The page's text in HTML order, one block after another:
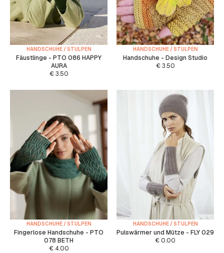
HANDSCHUHE / STULPEN
Fäustlinge - PTO 086 HAPPY
AURA
€3.50
HANDSCHUHE / STULPEN
Handschuhe - Design Studio
€3.50
HANDSCHUHE / STULPEN
Fingerlose Handschuhe - PTO
078 BETH
€4.00
HANDSCHUHE / STULPEN
Pulswärmer und Mütze - FLY 029
€ 0.00